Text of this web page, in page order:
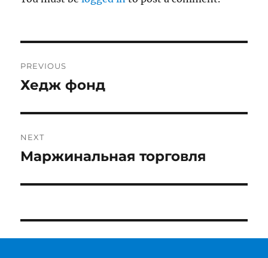
navigation
PREVIOUS
Previous
Хедж фонд
NEXT
Next
Маржинальная торговля